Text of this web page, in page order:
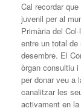
Cal recordar
juvenil per al
Primària del
entre un total
desembre. El
òrgan consultiu i
per donar veu a
canalitzar les
activament en